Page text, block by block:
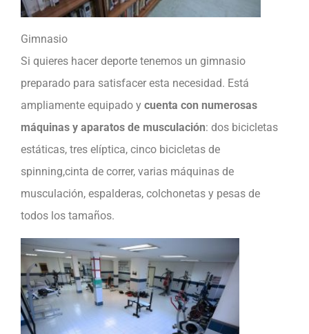
Gimnasio
Si quieres hacer deporte tenemos un gimnasio
preparado para satisfacer esta necesidad. Está
ampliamente equipado y cuenta con numerosas
máquinas y aparatos de musculación: dos bicicletas
estáticas, tres elíptica, cinco bicicletas de
spinning,cinta de correr, varias máquinas de
musculación, espalderas, colchonetas y pesas de
todos los tamaños.